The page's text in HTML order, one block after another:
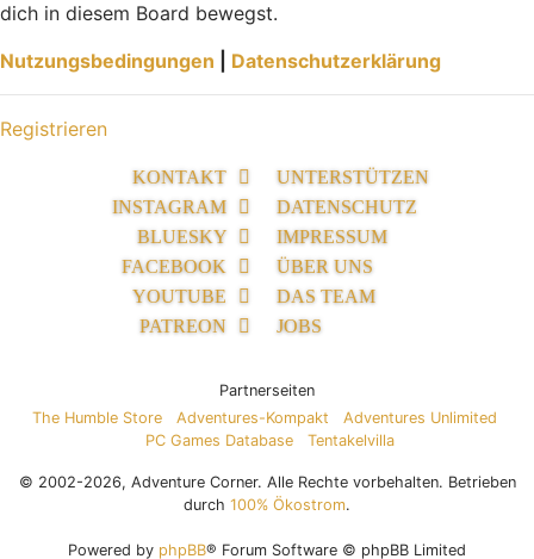
dich in diesem Board bewegst.
Nutzungsbedingungen
Datenschutzerklärung
Registrieren
KONTAKT
INSTAGRAM
BLUESKY
FACEBOOK
YOUTUBE
PATREON
UNTERSTÜTZEN
DATENSCHUTZ
IMPRESSUM
ÜBER UNS
DAS TEAM
JOBS
Partnerseiten
The Humble Store
Adventures-Kompakt
Adventures Unlimited
PC Games Database
Tentakelvilla
© 2002-2026, Adventure Corner. Alle Rechte vorbehalten. Betrieben
durch 100% Ökostrom.
Powered by phpBB® Forum Software © phpBB Limited